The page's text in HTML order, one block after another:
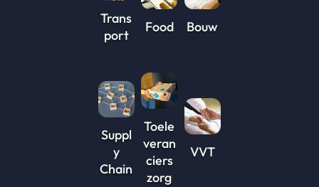
Trans
port
Food Bouw
Suppl
y
Chain
Toele
veran
ciers
zorg
VVT